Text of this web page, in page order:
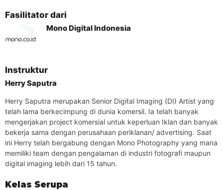
SYARAT KEIKUTSERTAAN
Memiliki komputer (desktop maupun laptop) dan memiliki
aplikasi Photoshop
Siswa mendapatkan akses masuk ke kelas selamat 30 hari
TENTANG LEMBAGA & PENGAJAR
Artist yang telah lama berkecimpung di dunia komersil.
Pengajar telah banyak mengerjakan project komersial untuk
keperluan Iklan dan banyak bekerja sama dengan
perusahaan periklanan/ advertising. Saat ini pengajar
bergabung dengan
Mono Photography yang mana memiliki
team dengan pengalaman di industri fotografi maupun
Fasilitator dari
Mono Digital Indonesia
Instruktur
Herry Saputra
Herry Saputra merupakan Senior Digital Imaging (DI) Artist yang
telah lama berkecimpung di dunia komersil. Ia telah banyak
mengerjakan project komersial untuk keperluan Iklan dan banyak
bekerja sama dengan perusahaan periklanan/ advertising. Saat
ini Herry telah bergabung dengan Mono Photography yang mana
memiliki team dengan pengalaman di industri fotografi maupun
digital imaging lebih dari 15 tahun.
Kelas Serupa